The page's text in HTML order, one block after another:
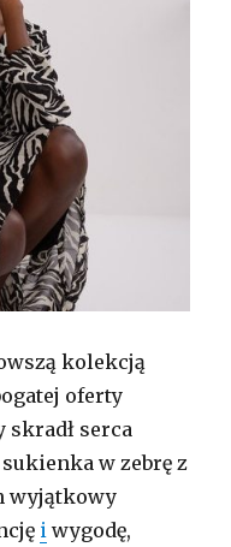
kolekcją
oferty
skradł serca
w zebrę z
wyjątkowy
i wygodę,